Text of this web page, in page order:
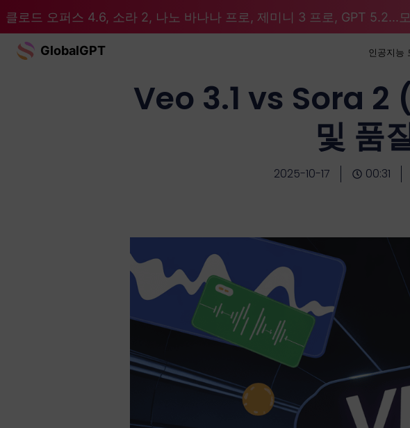
클로드 오퍼스 4.6, 소라 2, 나노 바나나 프로, 제미니 3 프로, GPT 5.2...
GlobalGPT 인공지능
Veo 3.1 vs Sora 2
및 품
2025-10-17 00:31